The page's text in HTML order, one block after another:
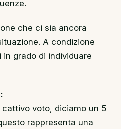
che ci sia ancora
A condizione
grado di individuare
voto, diciamo un 5
rappresenta una